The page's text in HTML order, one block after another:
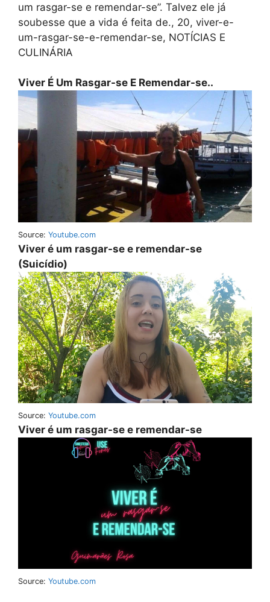
um rasgar-se e remendar-se”. Talvez ele já
soubesse que a vida é feita de., 20, viver-e-
um-rasgar-se-e-remendar-se, NOTÍCIAS E
CULINÁRIA
Viver É Um Rasgar-se E Remendar-se..
Source: Youtube.com
Viver é um rasgar-se e remendar-se
(Suicídio)
Source: Youtube.com
Viver é um rasgar-se e remendar-se
Source: Youtube.com